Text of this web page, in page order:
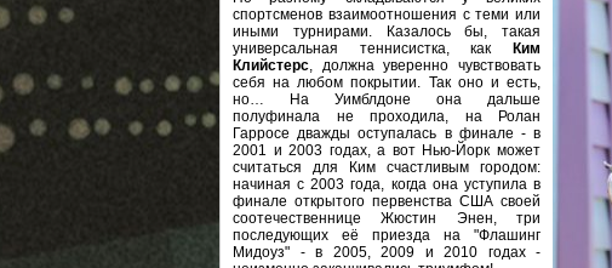
спортсменов взаимоотношения с теми или
иными турнирами. Казалось бы, такая
универсальная теннисистка, как
Ким
Клийстерс, должна уверенно чувствовать
себя на любом покрытии. Так оно и есть,
но… На Уимблдоне она дальше
полуфинала не проходила, на Ролан
Гарросе дважды оступалась в финале - в
2001 и 2003 годах, а вот Нью-Йорк может
считаться для Ким счастливым городом:
начиная с 2003 года, когда она уступила в
финале открытого первенства США своей
соотечественнице Жюстин Энен, три
последующих её приезда на "Флашинг
Мидоуз" - в 2005, 2009 и 2010 годах -